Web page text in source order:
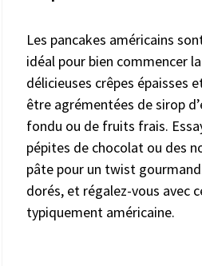
Les pancakes américains
idéal pour bien commencer
délicieuses crêpes épaisses
être agrémentées de sirop
fondu ou de fruits frais.
pépites de chocolat ou des
pâte pour un twist
dorés, et régalez-vous avec
typiquement américaine.